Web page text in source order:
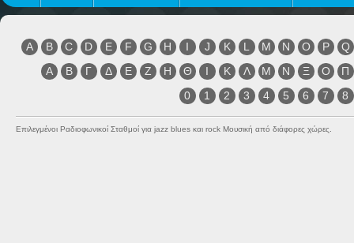
A B C D E F G H I J K L M N O P
Q
Α
Β Γ Δ Ε Ζ Η Θ Ι Κ Λ Μ Ν Ξ Ο
Π
0
1 2 3 4 5 6 7 8
Επιλεγμένοι Ραδιοφωνικοί Σταθμοί για jazz blues και rock Μουσική από διάφορες χώρες.